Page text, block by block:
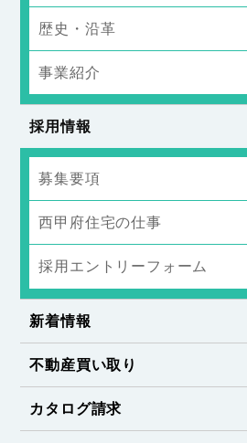
歴史・沿革
事業紹介
採用情報
募集要項
西甲府住宅の仕事
採用エントリーフォーム
新着情報
不動産買い取り
カタログ請求